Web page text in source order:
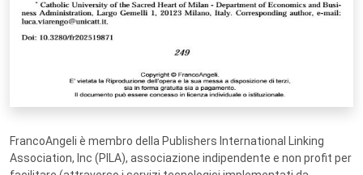
FrancoAngeli è membro della Publishers International Linking
Association, Inc (PILA), associazione indipendente e non profit per